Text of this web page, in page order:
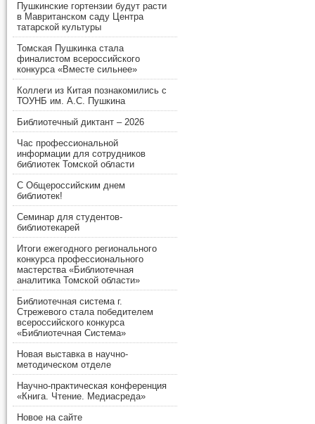
Пушкинские гортензии будут расти
в Мавританском саду Центра
татарской культуры
Томская Пушкинка стала
финалистом всероссийского
конкурса «Вместе сильнее»
Коллеги из Китая познакомились с
ТОУНБ им. А.С. Пушкина
Библиотечный диктант – 2026
Час профессиональной
информации для сотрудников
библиотек Томской области
С Общероссийским днем
библиотек!
Семинар для студентов-
библиотекарей
Итоги ежегодного регионального
конкурса профессионального
мастерства «Библиотечная
аналитика Томской области»
Библиотечная система г.
Стрежевого стала победителем
всероссийского конкурса
«Библиотечная Система»
Новая выставка в научно-
методическом отделе
Научно-практическая конференция
«Книга. Чтение. Медиасреда»
Новое на сайте